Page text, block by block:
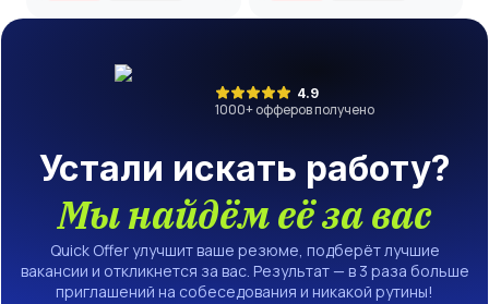
4.9
1000+ офферов получено
Устали искать работу?
Мы найдём её за вас
Quick Offer улучшит ваше резюме, подберёт лучшие
вакансии и откликнется за вас. Результат — в 3 раза больше
приглашений на собеседования и никакой рутины!